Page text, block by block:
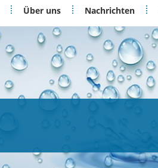
Über uns Nachrichten